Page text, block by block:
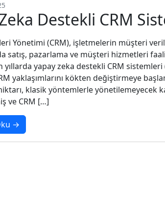
Destekli CRM
Yönetimi (CRM), işletmelerin müşteri
satış, pazarlama ve müşteri hizmetleri
yıllarda yapay zeka destekli CRM sistemleri
yaklaşımlarını kökten değiştirmeye
klasik yöntemlerle yönetilemeyecek
ve CRM […]
→